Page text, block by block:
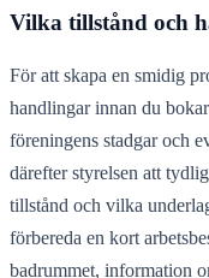
Vilka tillstånd och
För att skapa en smidig
handlingar innan du
föreningens stadgar och
därefter styrelsen att
tillstånd och vilka
förbereda en kort
badrummet, information